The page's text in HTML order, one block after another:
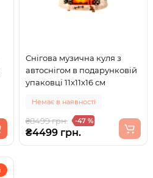
Снігова музична куля з
автоснігом в подарунковій
упаковці 11x11x16 см
Немає в наявності
₴8499 грн. -47 %
₴4499 грн.